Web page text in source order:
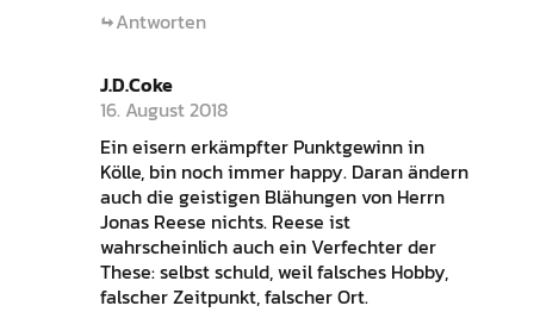
Antworten
J.D.Coke
16. August 2018
Ein eisern erkämpfter Punktgewinn in
Kölle, bin noch immer happy. Daran ändern
auch die geistigen Blähungen von Herrn
Jonas Reese nichts. Reese ist
wahrscheinlich auch ein Verfechter der
These: selbst schuld, weil falsches Hobby,
falscher Zeitpunkt, falscher Ort.